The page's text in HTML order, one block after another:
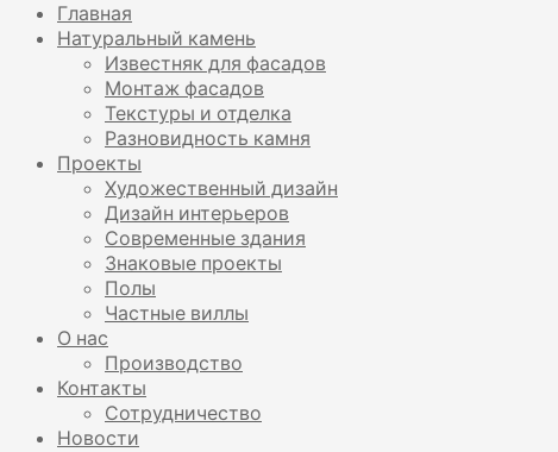
Главная
Натуральный камень
Известняк для фасадов
Монтаж фасадов
Текстуры и отделка
Разновидность камня
Проекты
Художественный дизайн
Дизайн интерьеров
Современные здания
Знаковые проекты
Полы
Частные виллы
О нас
Производство
Контакты
Сотрудничество
Новости